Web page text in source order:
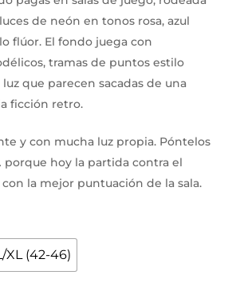
de neón en tonos rosa, azul
flúor. El fondo juega con
tramas de puntos estilo
que parecen sacadas de una
ficción retro.
y con mucha luz propia. Póntelos
porque hoy la partida contra el
la mejor puntuación de la sala.
XL (42-46)